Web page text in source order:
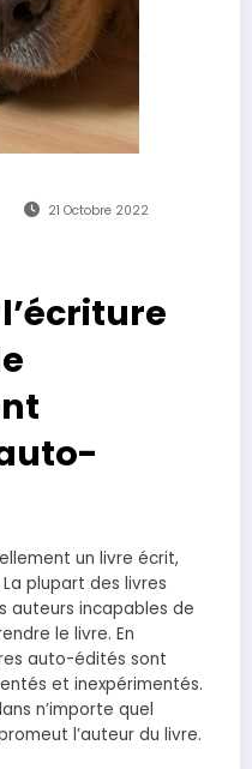
21 Octobre 2022
un livre écrit,
plupart des livres
auteurs incapables de
le livre. En
auto-édités sont
et inexpérimentés.
n’importe quel
l’auteur du livre.